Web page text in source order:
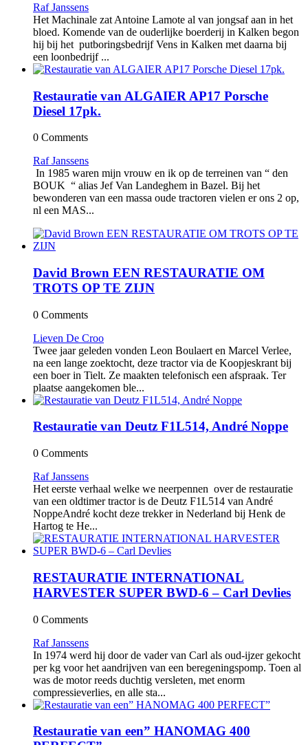
Raf Janssens
Het Machinale zat Antoine Lamote al van jongsaf aan in het
bloed. Komende van de ouderlijke boerderij in Kalken begon
hij bij het putboringsbedrijf Vens in Kalken met daarna bij
een loonbedrijf ...
Restauratie van ALGAIER AP17 Porsche
Diesel 17pk.
0 Comments
Raf Janssens
In 1985 waren mijn vrouw en ik op de terreinen van “ den
BOUK “ alias Jef Van Landeghem in Bazel. Bij het
bewonderen van een massa oude tractoren vielen er ons 2 op,
nl een MAS...
David Brown EEN RESTAURATIE OM
TROTS OP TE ZIJN
0 Comments
Lieven De Croo
Twee jaar geleden vonden Leon Boulaert en Marcel Verlee,
na een lange zoektocht, deze tractor via de Koopjeskrant bij
een boer in Tielt. Ze maakten telefonisch een afspraak. Ter
plaatse aangekomen ble...
Restauratie van Deutz F1L514, André Noppe
0 Comments
Raf Janssens
Het eerste verhaal welke we neerpennen over de restauratie
van een oldtimer tractor is de Deutz F1L514 van André
NoppeAndré kocht deze trekker in Nederland bij Henk de
Hartog te He...
RESTAURATIE INTERNATIONAL
HARVESTER SUPER BWD-6 – Carl Devlies
0 Comments
Raf Janssens
In 1974 werd hij door de vader van Carl als oud-ijzer gekocht
per kg voor het aandrijven van een beregeningspomp. Toen al
was de motor reeds duchtig versleten, met enorm
compressieverlies, en alle sta...
Restauratie van een” HANOMAG 400